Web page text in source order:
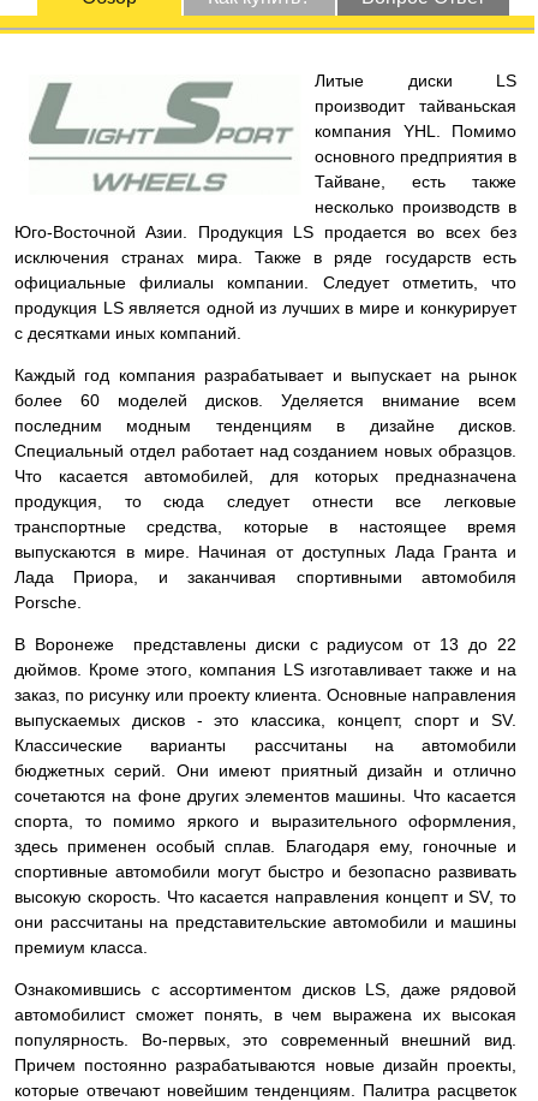
Литые диски LS
производит тайваньская
компания YHL. Помимо
основного предприятия в
Тайване, есть также
несколько производств в
Юго-Восточной Азии. Продукция LS продается во всех без
исключения странах мира. Также в ряде государств есть
официальные филиалы компании. Следует отметить, что
продукция LS является одной из лучших в мире и конкурирует
с десятками иных компаний.
Каждый год компания разрабатывает и выпускает на рынок
более 60 моделей дисков. Уделяется внимание всем
последним модным тенденциям в дизайне дисков.
Специальный отдел работает над созданием новых образцов.
Что касается автомобилей, для которых предназначена
продукция, то сюда следует отнести все легковые
транспортные средства, которые в настоящее время
выпускаются в мире. Начиная от доступных Лада Гранта и
Лада Приора, и заканчивая спортивными автомобиля
Porsche.
В Воронеже представлены диски с радиусом от 13 до 22
дюймов. Кроме этого, компания LS изготавливает также и на
заказ, по рисунку или проекту клиента. Основные направления
выпускаемых дисков - это классика, концепт, спорт и SV.
Классические варианты рассчитаны на автомобили
бюджетных серий. Они имеют приятный дизайн и отлично
сочетаются на фоне других элементов машины. Что касается
спорта, то помимо яркого и выразительного оформления,
здесь применен особый сплав. Благодаря ему, гоночные и
спортивные автомобили могут быстро и безопасно развивать
высокую скорость. Что касается направления концепт и SV, то
они рассчитаны на представительские автомобили и машины
премиум класса.
Ознакомившись с ассортиментом дисков LS, даже рядовой
автомобилист сможет понять, в чем выражена их высокая
популярность. Во-первых, это современный внешний вид.
Причем постоянно разрабатываются новые дизайн проекты,
которые отвечают новейшим тенденциям. Палитра расцветок